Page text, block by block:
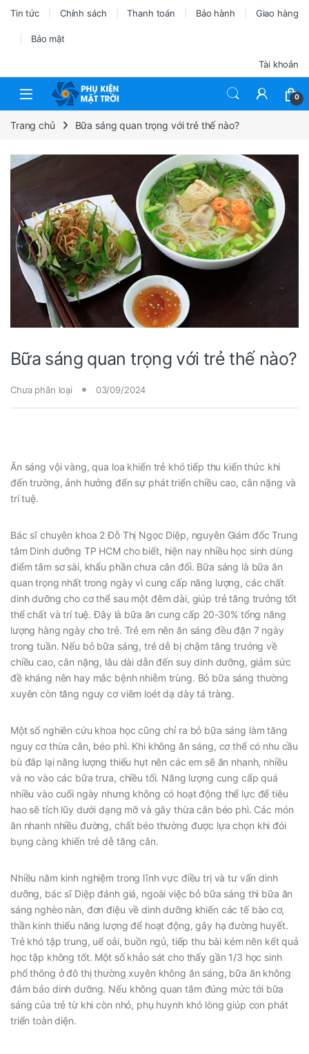
Tin tức Chính sách Thanh toán Bảo hành Giao hàng
Bảo mật
Tài khoản
0
Trang chủ Bữa sáng quan trọng với trẻ thế nào?
Bữa sáng quan trọng với trẻ thế nào?
Chưa phân loại 03/09/2024
Ăn sáng vội vàng, qua loa khiến trẻ khó tiếp thu kiến thức khi
đến trường, ảnh hưởng đến sự phát triển chiều cao, cân nặng và
trí tuệ.
Bác sĩ chuyên khoa 2 Đỗ Thị Ngọc Diệp, nguyên Giám đốc Trung
tâm Dinh dưỡng TP HCM cho biết, hiện nay nhiều học sinh dùng
điểm tâm sơ sài, khẩu phần chưa cân đối. Bữa sáng là bữa ăn
quan trọng nhất trong ngày vì cung cấp năng lượng, các chất
dinh dưỡng cho cơ thể sau một đêm dài, giúp trẻ tăng trưởng tốt
thể chất và trí tuệ. Đây là bữa ăn cung cấp 20-30% tổng năng
lượng hàng ngày cho trẻ. Trẻ em nên ăn sáng đều đặn 7 ngày
trong tuần. Nếu bỏ bữa sáng, trẻ dễ bị chậm tăng trưởng về
chiều cao, cân nặng, lâu dài dẫn đến suy dinh dưỡng, giảm sức
đề kháng nên hay mắc bệnh nhiễm trùng. Bỏ bữa sáng thường
xuyên còn tăng nguy cơ viêm loét dạ dày tá tràng.
Một số nghiên cứu khoa học cũng chỉ ra bỏ bữa sáng làm tăng
nguy cơ thừa cân, béo phì. Khi không ăn sáng, cơ thể có nhu cầu
bù đắp lại năng lượng thiếu hụt nên các em sẽ ăn nhanh, nhiều
và no vào các bữa trưa, chiều tối. Năng lượng cung cấp quá
nhiều vào cuối ngày nhưng không có hoạt động thể lực để tiêu
hao sẽ tích lũy dưới dạng mỡ và gây thừa cân béo phì. Các món
ăn nhanh nhiều đường, chất béo thường được lựa chọn khi đói
bụng càng khiến trẻ dễ tăng cân.
Nhiều năm kinh nghiệm trong lĩnh vực điều trị và tư vấn dinh
dưỡng, bác sĩ Diệp đánh giá, ngoài việc bỏ bữa sáng thì bữa ăn
sáng nghèo nàn, đơn điệu về dinh dưỡng khiến các tế bào cơ,
thần kinh thiếu năng lượng để hoạt động, gây hạ đường huyết.
Trẻ khó tập trung, uể oải, buồn ngủ, tiếp thu bài kém nên kết quả
học tập không tốt. Một số khảo sát cho thấy gần 1/3 học sinh
phổ thông ở đô thị thường xuyên không ăn sáng, bữa ăn không
đảm bảo dinh dưỡng. Nếu không quan tâm đúng mức tới bữa
sáng của trẻ từ khi còn nhỏ, phụ huynh khó lòng giúp con phát
triển toàn diện.